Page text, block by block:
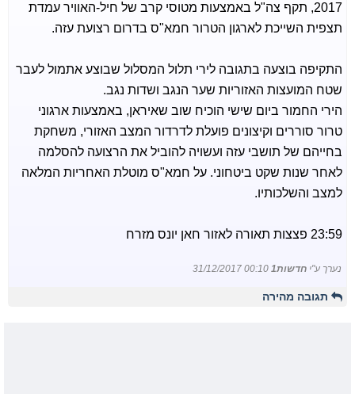
2017, תקף צה"ל באמצעות מטוסי קרב של חיל-האוויר עמדת
תצפית השייכת לארגון הטרור חמא"ס בדרום רצועת עזה.
התקיפה בוצעה בתגובה לירי תלול המסלול שבוצע אתמול לעבר
שטח המועצות האזוריות שער הנגב ושדות נגב.
הירי החמור ביום שישי הוכיח שוב שאיראן, באמצעות ארגוני
טרור סוררים וקיצונים פועלת לדרדור המצב האזורי, משחקת
בחייהם של תושבי עזה ועשויה להוביל את הרצועה להסלמה
לאחר שנות שקט ביטחוני. על חמא"ס מוטלת האחריות המלאה
למצב והשלכותיו.
23:59 פצצות תאורה לאזור חאן יונס מזרח
נערך ע"י חדשות1 31/12/2017 00:10
תגובה מהירה